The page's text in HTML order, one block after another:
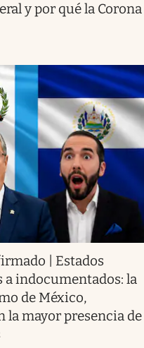
y por qué la Corona
| Estados
indocumentados: la
de México,
la mayor presencia de